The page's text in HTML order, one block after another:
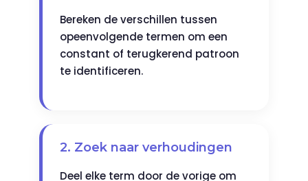
Bereken de verschillen tussen
opeenvolgende termen om een
constant of terugkerend patroon
te identificeren.
2. Zoek naar verhoudingen
Deel elke term door de vorige om